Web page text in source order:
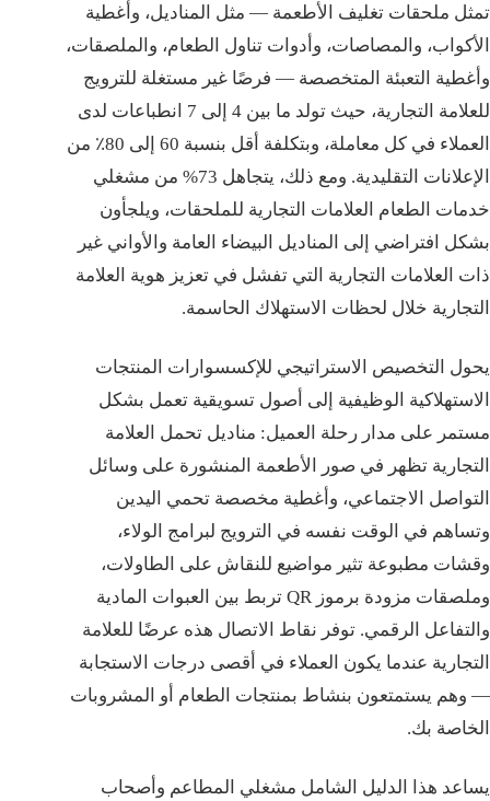
تمثل ملحقات تغليف الأطعمة — مثل المناديل، وأغطية
الأكواب، والمصاصات، وأدوات تناول الطعام، والملصقات،
وأغطية التعبئة المتخصصة — فرصًا غير مستغلة للترويج
للعلامة التجارية، حيث تولد ما بين 4 إلى 7 انطباعات لدى
العملاء في كل معاملة، وبتكلفة أقل بنسبة 60 إلى 80٪ من
الإعلانات التقليدية. ومع ذلك، يتجاهل 73% من مشغلي
خدمات الطعام العلامات التجارية للملحقات، ويلجأون
بشكل افتراضي إلى المناديل البيضاء العامة والأواني غير
ذات العلامات التجارية التي تفشل في تعزيز هوية العلامة
التجارية خلال لحظات الاستهلاك الحاسمة.
يحول التخصيص الاستراتيجي للإكسسوارات المنتجات
الاستهلاكية الوظيفية إلى أصول تسويقية تعمل بشكل
مستمر على مدار رحلة العميل: مناديل تحمل العلامة
التجارية تظهر في صور الأطعمة المنشورة على وسائل
التواصل الاجتماعي، وأغطية مخصصة تحمي اليدين
وتساهم في الوقت نفسه في الترويج لبرامج الولاء،
وقشات مطبوعة تثير مواضيع للنقاش على الطاولات،
وملصقات مزودة برموز QR تربط بين العبوات المادية
والتفاعل الرقمي. توفر نقاط الاتصال هذه عرضًا للعلامة
التجارية عندما يكون العملاء في أقصى درجات الاستجابة
— وهم يستمتعون بنشاط بمنتجات الطعام أو المشروبات
الخاصة بك.
يساعد هذا الدليل الشامل مشغلي المطاعم وأصحاب